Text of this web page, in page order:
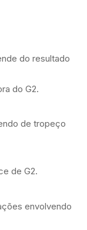
do resultado
do G2.
de tropeço
de G2.
envolvendo